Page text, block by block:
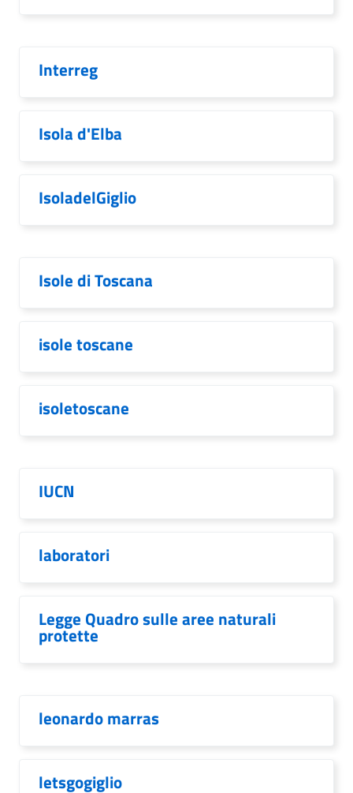
Interreg
Isola d'Elba
IsoladelGiglio
Isole di Toscana
isole toscane
isoletoscane
IUCN
laboratori
Legge Quadro sulle aree naturali
protette
leonardo marras
letsgogiglio